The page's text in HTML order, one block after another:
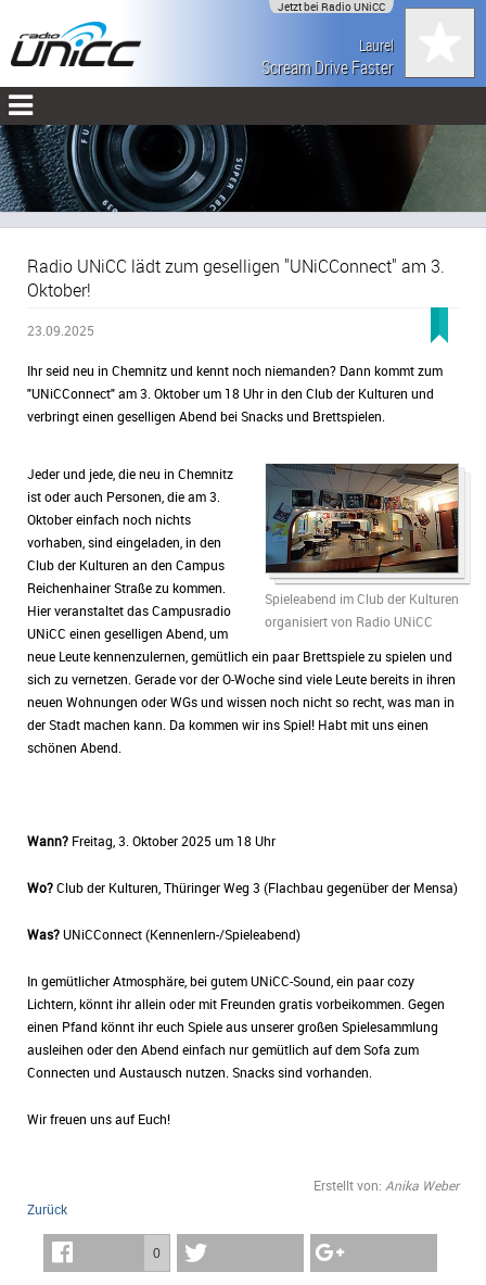
Jetzt bei Radio UNiCC
Laurel
Scream Drive Faster
Radio UNiCC lädt zum geselligen "UNiCConnect" am 3.
Oktober!
23.09.2025
Ihr seid neu in Chemnitz und kennt noch niemanden? Dann kommt zum
"UNiCConnect" am 3. Oktober um 18 Uhr in den Club der Kulturen und
verbringt einen geselligen Abend bei Snacks und Brettspielen.
Spieleabend im Club der Kulturen
organisiert von Radio UNiCC
Jeder und jede, die neu in Chemnitz
ist oder auch Personen, die am 3.
Oktober einfach noch nichts
vorhaben, sind eingeladen, in den
Club der Kulturen an den Campus
Reichenhainer Straße zu kommen.
Hier veranstaltet das Campusradio
UNiCC einen geselligen Abend, um
neue Leute kennenzulernen, gemütlich ein paar Brettspiele zu spielen und
sich zu vernetzen. Gerade vor der O-Woche sind viele Leute bereits in ihren
neuen Wohnungen oder WGs und wissen noch nicht so recht, was man in
der Stadt machen kann. Da kommen wir ins Spiel! Habt mit uns einen
schönen Abend.
Wann? Freitag, 3. Oktober 2025 um 18 Uhr
Wo?Club der Kulturen, Thüringer Weg 3 (Flachbau gegenüber der Mensa)
Was?UNiCConnect (Kennenlern-/Spieleabend)
In gemütlicher Atmosphäre, bei gutem UNiCC-Sound, ein paar cozy
Lichtern, könnt ihr allein oder mit Freunden gratis vorbeikommen. Gegen
einen Pfand könnt ihr euch Spiele aus unserer großen Spielesammlung
ausleihen oder den Abend einfach nur gemütlich auf dem Sofa zum
Connecten und Austausch nutzen. Snacks sind vorhanden.
Wir freuen uns auf Euch!
Erstellt von: Anika Weber
Zurück
0